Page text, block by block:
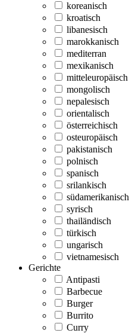
koreanisch
kroatisch
libanesisch
marokkanisch
mediterran
mexikanisch
mitteleuropäisch
mongolisch
nepalesisch
orientalisch
österreichisch
osteuropäisch
pakistanisch
polnisch
spanisch
srilankisch
südamerikanisch
syrisch
thailändisch
türkisch
ungarisch
vietnamesisch
Gerichte
Antipasti
Barbecue
Burger
Burrito
Curry